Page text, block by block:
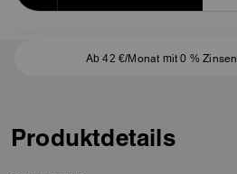
Ab 42 €/Monat mit 0 %
Produktdetails